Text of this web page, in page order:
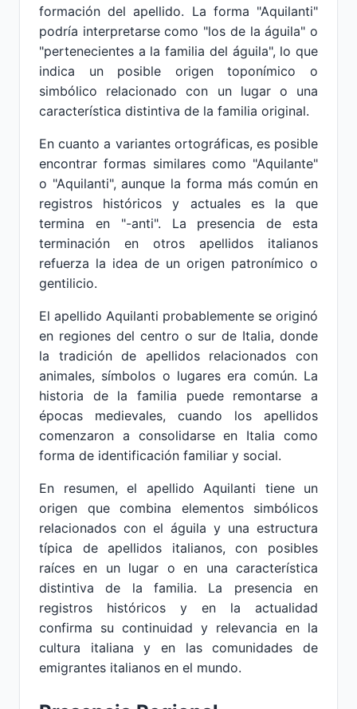
formación del apellido. La forma "Aquilanti"
podría interpretarse como "los de la águila" o
"pertenecientes a la familia del águila", lo que
indica un posible origen toponímico o
simbólico relacionado con un lugar o una
característica distintiva de la familia original.
En cuanto a variantes ortográficas, es posible
encontrar formas similares como "Aquilante"
o "Aquilanti", aunque la forma más común en
registros históricos y actuales es la que
termina en "-anti". La presencia de esta
terminación en otros apellidos italianos
refuerza la idea de un origen patronímico o
gentilicio.
El apellido Aquilanti probablemente se originó
en regiones del centro o sur de Italia, donde
la tradición de apellidos relacionados con
animales, símbolos o lugares era común. La
historia de la familia puede remontarse a
épocas medievales, cuando los apellidos
comenzaron a consolidarse en Italia como
forma de identificación familiar y social.
En resumen, el apellido Aquilanti tiene un
origen que combina elementos simbólicos
relacionados con el águila y una estructura
típica de apellidos italianos, con posibles
raíces en un lugar o en una característica
distintiva de la familia. La presencia en
registros históricos y en la actualidad
confirma su continuidad y relevancia en la
cultura italiana y en las comunidades de
emigrantes italianos en el mundo.